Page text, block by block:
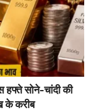
सोने-चांदी की
के करीब